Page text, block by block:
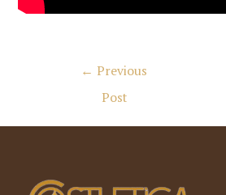
← Previous
Post